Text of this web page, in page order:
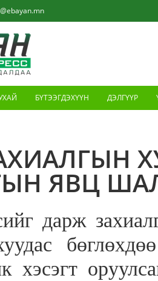
БҮТЭЭГДЭХҮҮН ДЭЛГҮҮР
ЯВЦ
дарж
хэсэгт